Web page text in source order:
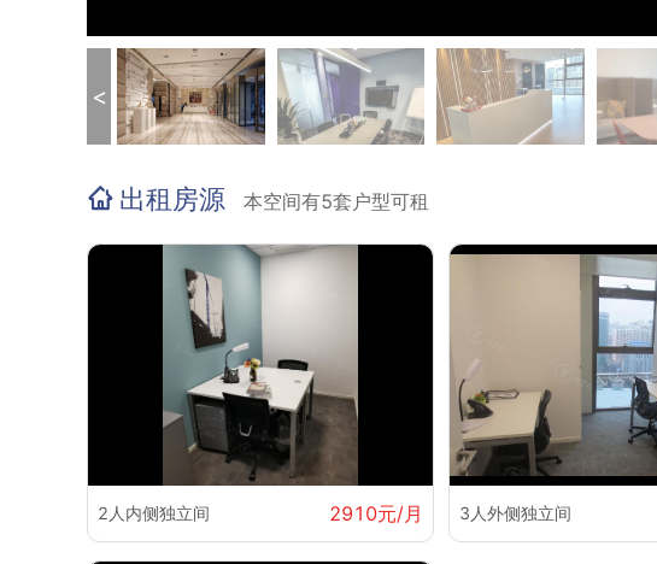
<
出租房源 本空间有5套户型可租
2人内侧独立间 2910元/月 3人外侧独立间